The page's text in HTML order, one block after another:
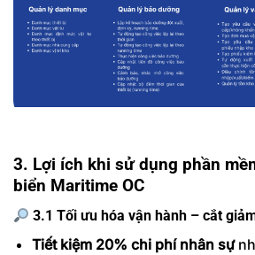
3. Lợi ích khi sử dụng phần
biển Maritime OC
3.1 Tối ưu hóa vận hành – cắt
Tiết kiệm 20% chi phí nhân sự